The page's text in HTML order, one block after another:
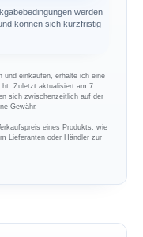
werden
können sich kurzfristig
und einkaufen, erhalte ich eine
Zuletzt aktualisiert am 7.
sich zwischenzeitlich auf der
Gewähr.
eines Produkts, wie
Lieferanten oder Händler zur